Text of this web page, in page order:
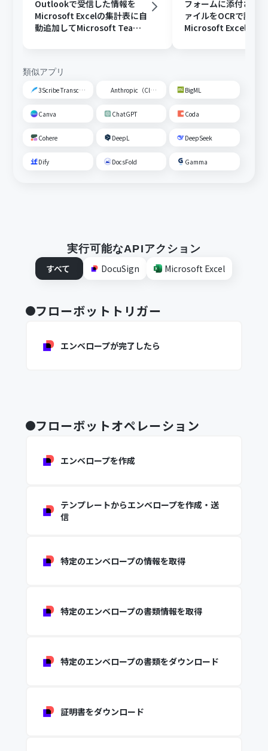
Outlookで受信した情報を
Microsoft Excelの集計表に自
動追加してMicrosoft Teams
フォームに添付され
ァイルをOCRで読み
Microsoft Excelに格
類似アプリ
3Scribe Transcription Anthropic（Claude） BigML
Canva ChatGPT Coda
Cohere DeepL DeepSeek
Dify DocsFold Gamma
実行可能なAPIアクション
すべて
DocuSign Microsoft Excel
フローボットトリガー
エンベロープが完了したら
フローボットオペレーション
エンベロープを作成
テンプレートからエンベロープを作成・送
信
特定のエンベロープの情報を取得
特定のエンベロープの書類情報を取得
特定のエンベロープの書類をダウンロード
証明書をダウンロード